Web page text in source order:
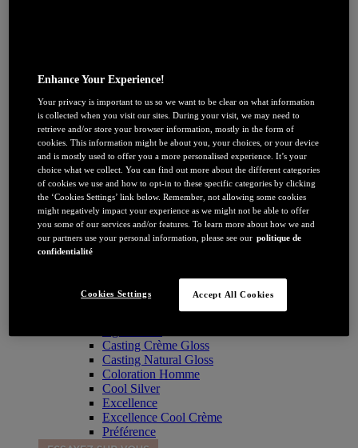
JE DÉCOUVRE
Coloration
Par couleur
Blonde
Châtain
Brune / Noire
Rousse / Auburn
Eclaircissant
Tie & dye et balayage
Retouche racines
Permanente
Temporaire
Coloration : Par gamme
Casting Crème Gloss
Casting Natural Gloss
Coloration Homme
Cool Silver
Excellence
Excellence Cool Crème
Préférence
Enhance Your Experience!
Your privacy is important to us so we want to be clear on what information
is collected when you visit our sites. During your visit, we may need to
retrieve and/or store your browser information, mostly in the form of
cookies. This information might be about you, your choices, or your device
and is mostly used to offer you a more personalised experience. It’s your
choice what we collect. You can find out more about the different categories
of cookies we use and how to opt-in to these specific categories by clicking
the ‘Cookies Settings’ link below. Remember, not allowing some cookies
might negatively impact your experience as we might not be able to offer
you some of our services and/or features. To learn more about how we and
our partners use your personal information, please see our politique de
confidentialité
Cookies Settings Accept All Cookies